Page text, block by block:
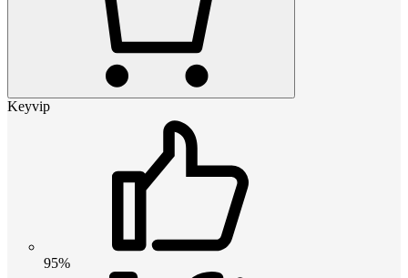
Keyvip
95%